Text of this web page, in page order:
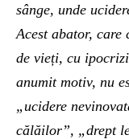
sânge, unde
Acest abator,
de vieți, cu
anumit motiv, nu
„ucidere
călăilor”, „drept